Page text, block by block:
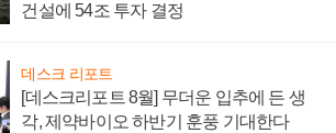
건설에 54조 투자 결정
데스크 리포트
[데스크리포트 8월] 무더운 입추에 든 생
각, 제약바이오 하반기 훈풍 기대한다